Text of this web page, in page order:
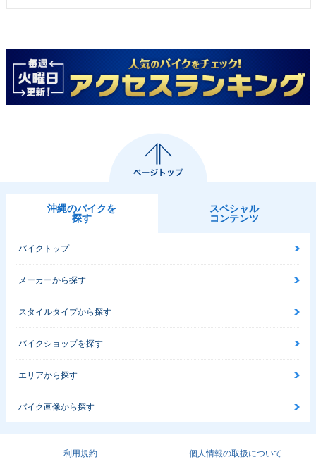
沖縄のバイクを
探す
スペシャル
コンテンツ
バイクトップ
メーカーから探す
スタイルタイプから探す
バイクショップを探す
エリアから探す
バイク画像から探す
利用規約 個人情報の取扱について